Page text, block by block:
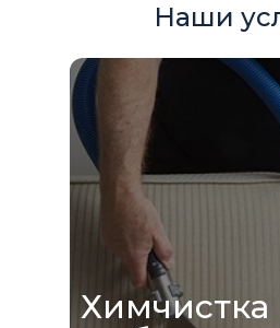
Химчистка
Наши